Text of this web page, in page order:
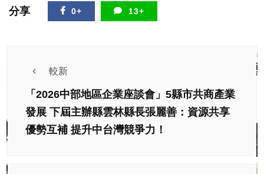
分享 0+ 13+
較新
「2026中部地區企業座談會」5縣市共商產業
發展 下屆主辦縣雲林縣長張麗善：資源共享
優勢互補 提升中台灣競爭力！